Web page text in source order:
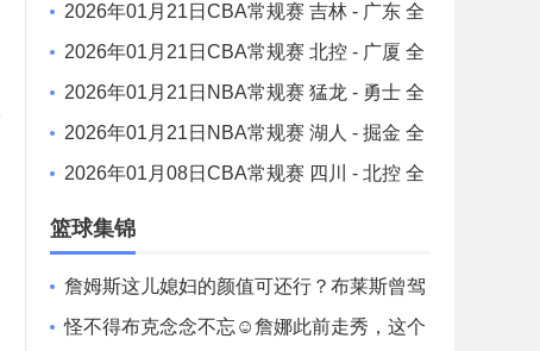
山东女篮 全场录像
2026年01月21日CBA常规赛 吉林 - 广东 全
场录像
2026年01月21日CBA常规赛 北控 - 广厦 全
场录像
2026年01月21日NBA常规赛 猛龙 - 勇士 全
场录像
2026年01月21日NBA常规赛 湖人 - 掘金 全
场录像
2026年01月08日CBA常规赛 四川 - 北控 全
场录像
篮球集锦
詹姆斯这儿媳妇的颜值可还行？布莱斯曾驾
车带女友出去兜风！
怪不得布克念念不忘☺️詹娜此前走秀，这个